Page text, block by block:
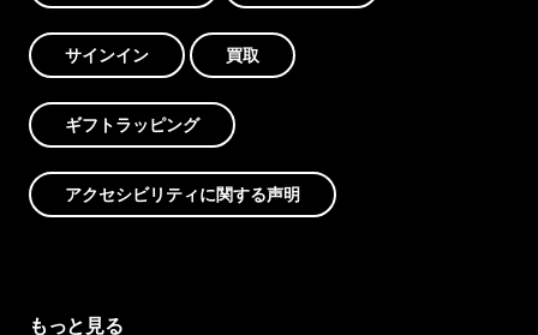
サインイン 買取
ギフトラッピング
アクセシビリティに関する声明
もっと見る